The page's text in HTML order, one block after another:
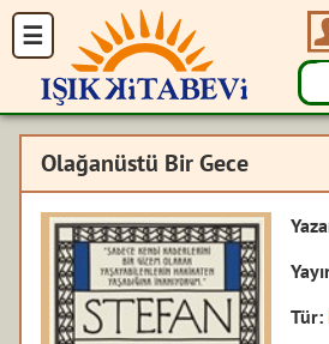
Olağanüstü Bir Gece
Tür: